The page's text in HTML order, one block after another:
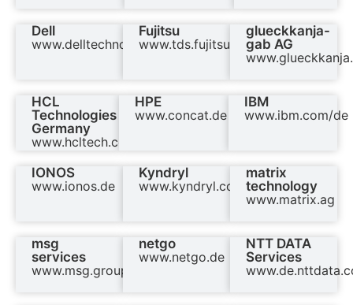
Dell
www.delltechnologies.com/de
Fujitsu
www.tds.fujitsu.com
glueckkanja-
gab AG
HCL
Technologies
Germany
www.hcltech.com/
HPE
www.concat.de
IBM
www.ibm.com/de
IONOS
www.ionos.de
Kyndryl
www.kyndryl.com/de
matrix
technology
www.matrix.ag
msg
services
www.msg.group
netgo
www.netgo.de
NTT DATA
Services